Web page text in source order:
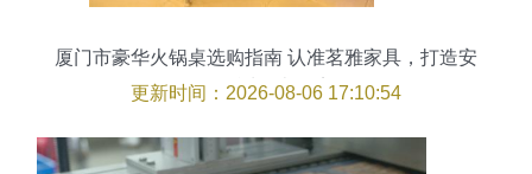
厦门市豪华火锅桌选购指南 认准茗雅家具，打造安
全舒适的火锅店
更新时间：2026-08-06 17:10:54